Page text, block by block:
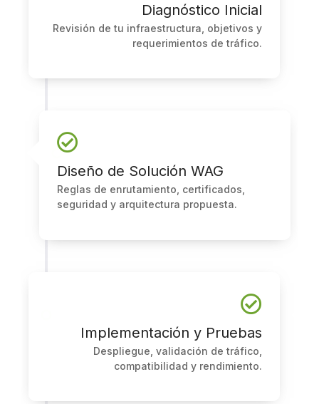
Diagnóstico Inicial
Revisión de tu infraestructura, objetivos y
requerimientos de tráfico.
Diseño de Solución WAG
Reglas de enrutamiento, certificados,
seguridad y arquitectura propuesta.
Implementación y Pruebas
Despliegue, validación de tráfico,
compatibilidad y rendimiento.